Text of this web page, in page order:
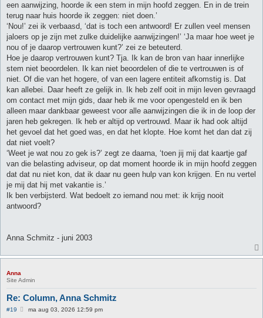
een aanwijzing, hoorde ik een stem in mijn hoofd zeggen. En in de trein
terug naar huis hoorde ik zeggen: niet doen.’
‘Nou!’ zei ik verbaasd, ‘dat is toch een antwoord! Er zullen veel mensen
jaloers op je zijn met zulke duidelijke aanwijzingen!’ ‘Ja maar hoe weet je
nou of je daarop vertrouwen kunt?’ zei ze beteuterd.
Hoe je daarop vertrouwen kunt? Tja. Ik kan de bron van haar innerlijke
stem niet beoordelen. Ik kan niet beoordelen of die te vertrouwen is of
niet. Of die van het hogere, of van een lagere entiteit afkomstig is. Dat
kan allebei. Daar heeft ze gelijk in. Ik heb zelf ooit in mijn leven gevraagd
om contact met mijn gids, daar heb ik me voor opengesteld en ik ben
alleen maar dankbaar geweest voor alle aanwijzingen die ik in de loop der
jaren heb gekregen. Ik heb er altijd op vertrouwd. Maar ik had ook altijd
het gevoel dat het goed was, en dat het klopte. Hoe komt het dan dat zij
dat niet voelt?
‘Weet je wat nou zo gek is?’ zegt ze daarna, ‘toen jij mij dat kaartje gaf
van die belasting adviseur, op dat moment hoorde ik in mijn hoofd zeggen
dat dat nu niet kon, dat ik daar nu geen hulp van kon krijgen. En nu vertel
je mij dat hij met vakantie is.’
Ik ben verbijsterd. Wat bedoelt zo iemand nou met: ik krijg nooit
antwoord?
Anna Schmitz - juni 2003
Anna
Site Admin
Re: Column, Anna Schmitz
#19
Bma aug 03, 2026 12:59 pm